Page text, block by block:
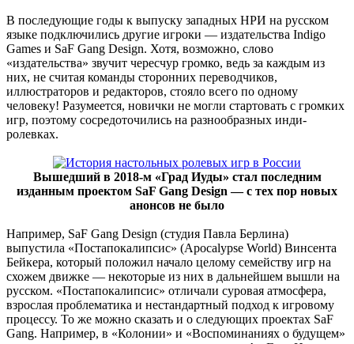
В последующие годы к выпуску западных НРИ на русском
языке подключились другие игроки — издательства Indigo
Games и SaF Gang Design. Хотя, возможно, слово
«издательства» звучит чересчур громко, ведь за каждым из
них, не считая команды сторонних переводчиков,
иллюстраторов и редакторов, стояло всего по одному
человеку! Разумеется, новички не могли стартовать с громких
игр, поэтому сосредоточились на разнообразных инди-
ролевках.
Вышедший в 2018-м «Град Иуды» стал последним
изданным проектом SaF Gang Design — с тех пор новых
анонсов не было
Например, SaF Gang Design (студия Павла Берлина)
выпустила «Постапокалипсис» (Apocalypse World) Винсента
Бейкера, который положил начало целому семейству игр на
схожем движке — некоторые из них в дальнейшем вышли на
русском. «Постапокалипсис» отличали суровая атмосфера,
взрослая проблематика и нестандартный подход к игровому
процессу. То же можно сказать и о следующих проектах SaF
Gang. Например, в «Колонии» и «Воспоминаниях о будущем»